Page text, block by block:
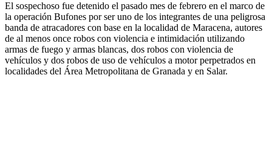
El sospechoso fue detenido el pasado mes de febrero en el marco de
la operación Bufones por ser uno de los integrantes de una peligrosa
banda de atracadores con base en la localidad de Maracena, autores
de al menos once robos con violencia e intimidación utilizando
armas de fuego y armas blancas, dos robos con violencia de
vehículos y dos robos de uso de vehículos a motor perpetrados en
localidades del Área Metropolitana de Granada y en Salar.